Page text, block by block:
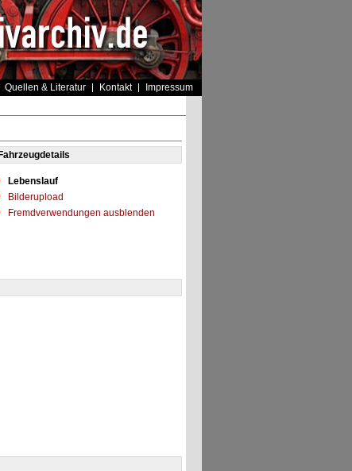
Quellen & Literatur Kontakt Impressum
Fahrzeugdetails
Lebenslauf
Bilderupload
Fremdverwendungen ausblenden